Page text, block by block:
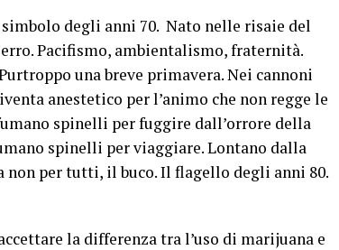
degli anni 70. Nato nelle risaie del
Pacifismo, ambientalismo, fraternità.
una breve primavera. Nei cannoni
anestetico per l’animo che non regge le
spinelli per fuggire dall’orrore della
spinelli per viaggiare. Lontano dalla
per tutti, il buco. Il flagello degli anni 80.
la differenza tra l’uso di marijuana e